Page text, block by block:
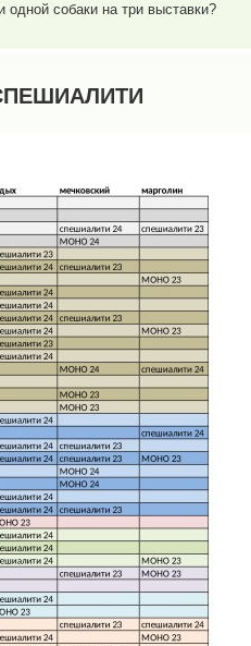
одной собаки на три выставки?